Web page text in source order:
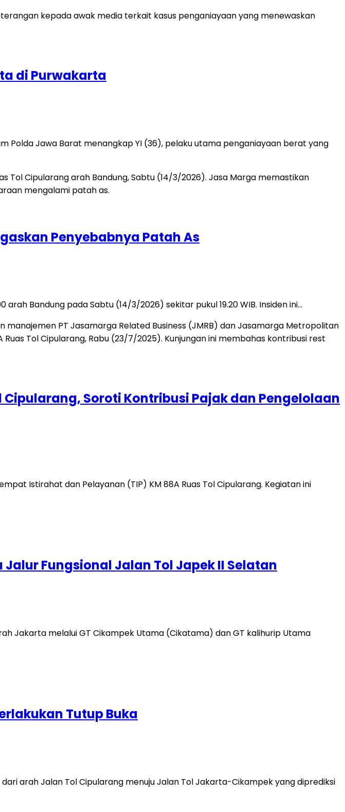
di Purwakarta
Polda Jawa Barat menangkap YI (36), pelaku utama penganiayaan berat yang
Penyebabnya Patah As
Bandung pada Sabtu (14/3/2026) sekitar pukul 19.20 WIB. Insiden ini…
Cipularang, Soroti Kontribusi Pajak dan Pengelolaan
Istirahat dan Pelayanan (TIP) KM 88A Ruas Tol Cipularang. Kegiatan ini
Fungsional Jalan Tol Japek II Selatan
Jakarta melalui GT Cikampek Utama (Cikatama) dan GT kalihurip Utama
Tutup Buka
arah Jalan Tol Cipularang menuju Jalan Tol Jakarta-Cikampek yang diprediksi